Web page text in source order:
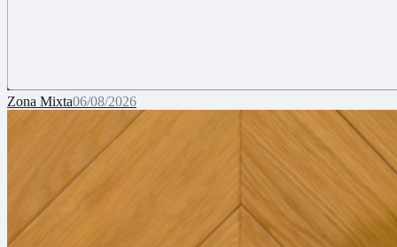
Zona Mixta06/08/2026